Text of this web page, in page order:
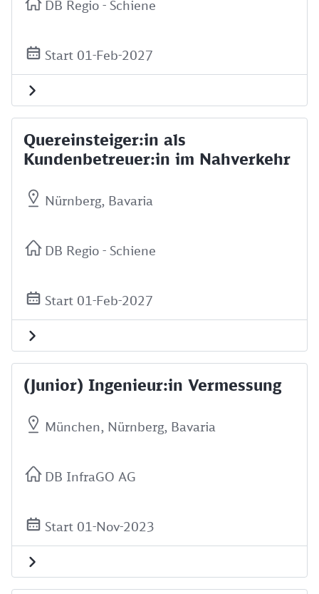
DB Regio - Schiene
Start 01-Feb-2027
Quereinsteiger:in als
Kundenbetreuer:in im Nahverkehr
Nürnberg, Bavaria
DB Regio - Schiene
Start 01-Feb-2027
(Junior) Ingenieur:in Vermessung
München, Nürnberg, Bavaria
DB InfraGO AG
Start 01-Nov-2023